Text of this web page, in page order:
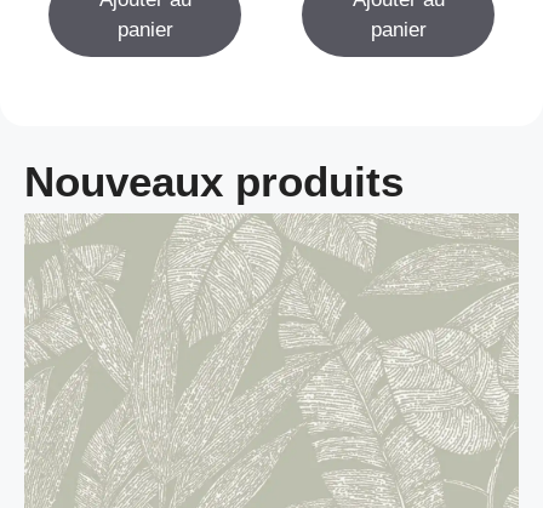
panier
panier
Nouveaux produits